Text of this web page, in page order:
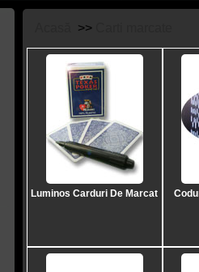
>>
Luminos Carduri De Marcat